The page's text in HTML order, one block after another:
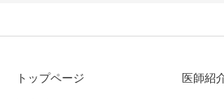
トップページ 医師紹